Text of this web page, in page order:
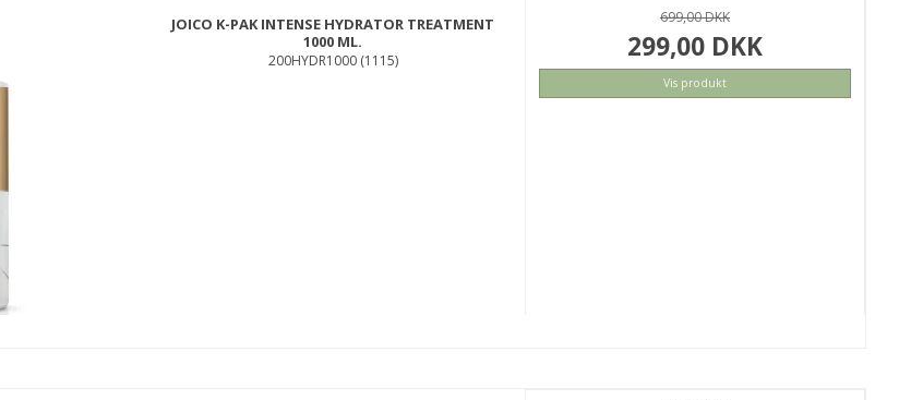
JOICO K-PAK INTENSE HYDRATOR TREATMENT
1000 ML.
200HYDR1000 (1115)
699,00 DKK
299,00 DKK
Vis produkt